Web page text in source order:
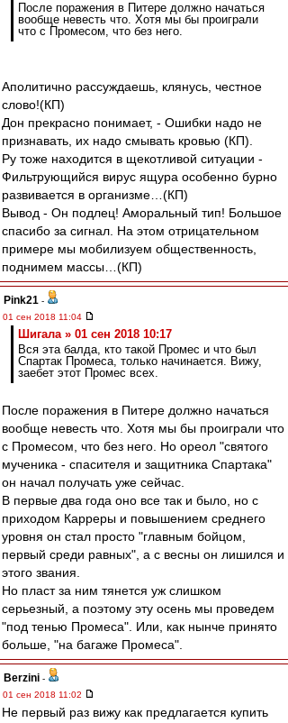
После поражения в Питере должно начаться
вообще невесть что. Хотя мы бы проиграли
что с Промесом, что без него.
Аполитично рассуждаешь, клянусь, честное
слово!(КП)
Дон прекрасно понимает, - Ошибки надо не
признавать, их надо смывать кровью (КП).
Ру тоже находится в щекотливой ситуации -
Фильтрующийся вирус ящура особенно бурно
развивается в организме…(КП)
Вывод - Он подлец! Аморальный тип! Большое
спасибо за сигнал. На этом отрицательном
примере мы мобилизуем общественность,
поднимем массы…(КП)
Pink21 -
01 сен 2018 11:04
Шигала » 01 сен 2018 10:17
Вся эта балда, кто такой Промес и что был
Спартак Промеса, только начинается. Вижу,
заебет этот Промес всех.
После поражения в Питере должно начаться
вообще невесть что. Хотя мы бы проиграли что
с Промесом, что без него. Но ореол "святого
мученика - спасителя и защитника Спартака"
он начал получать уже сейчас.
В первые два года оно все так и было, но с
приходом Карреры и повышением среднего
уровня он стал просто "главным бойцом,
первый среди равных", а с весны он лишился и
этого звания.
Но пласт за ним тянется уж слишком
серьезный, а поэтому эту осень мы проведем
"под тенью Промеса". Или, как нынче принято
больше, "на багаже Промеса".
Berzini -
01 сен 2018 11:02
Не первый раз вижу как предлагается купить